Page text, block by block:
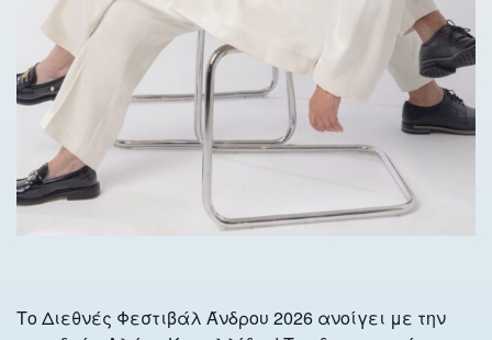
Το Διεθνές Φεστιβάλ Άνδρου 2026 ανοίγει με την